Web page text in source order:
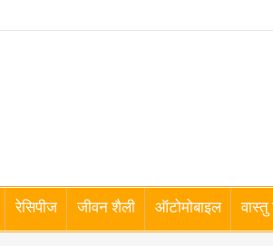
रेसिपीज जीवन शैली ऑटोमोबाइल